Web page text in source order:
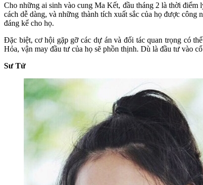
Cho những ai sinh vào cung Ma Kết, đầu tháng 2 là thời
cách dễ dàng, và những thành tích xuất sắc của họ được
đáng kể cho họ.
Đặc biệt, cơ hội gặp gỡ các dự án và đối tác quan trọng có
Hỏa, vận may đầu tư của họ sẽ phồn thịnh. Dù là đầu tư vào
Sư Tử